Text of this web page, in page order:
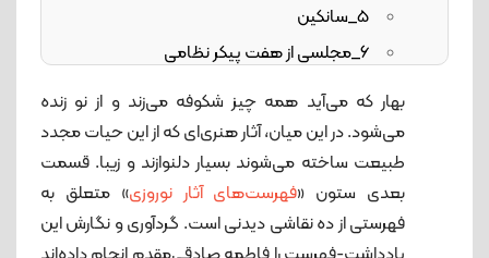
5_سانکین
6_مجلسی از هفت پیکر نظامی
7_سپیده‌دمان
8_ چمنی که جمله گل‌ها به پناه او گریزند
9_بلور طلوع
بهار که می‌آید همه چیز شکوفه می‌زند و از نو زنده
می‌شود. در این میان، آثار هنری‌ای که از این حیات مجدد
طبیعت ساخته می‌شوند بسیار دلنوازند و زیبا. قسمت
بعدی ستون «فهرست‌های آثار نوروزی» متعلق به
فهرستی از ده نقاشی دیدنی است. گردآوری و نگارش این